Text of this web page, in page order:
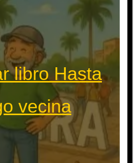
libro Hasta
vecina